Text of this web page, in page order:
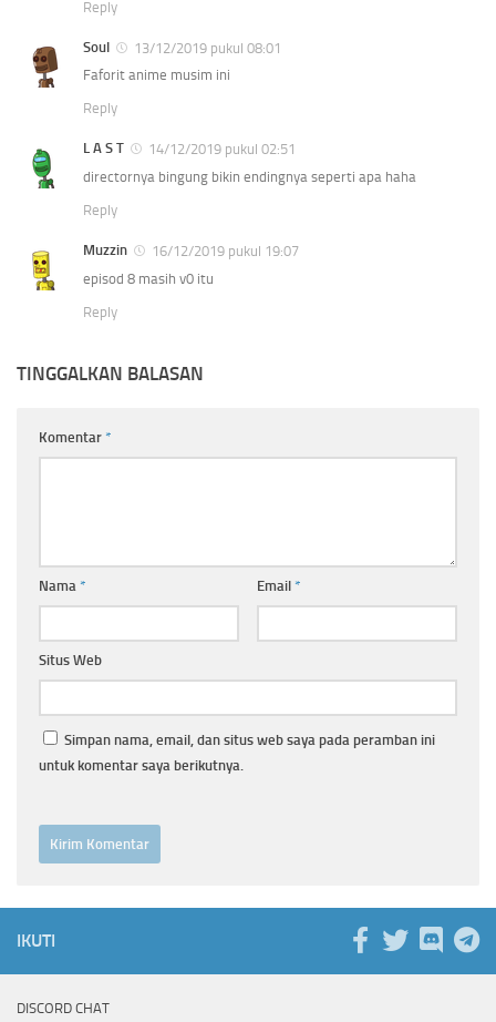
Reply
Soul
13/12/2019 pukul 08:01
Faforit anime musim ini
Reply
L A S T
14/12/2019 pukul 02:51
directornya bingung bikin endingnya seperti apa haha
Reply
Muzzin
16/12/2019 pukul 19:07
episod 8 masih v0 itu
Reply
TINGGALKAN BALASAN
Komentar *
Nama * Email *
Situs Web
Simpan nama, email, dan situs web saya pada peramban ini
untuk komentar saya berikutnya.
IKUTI
DISCORD CHAT